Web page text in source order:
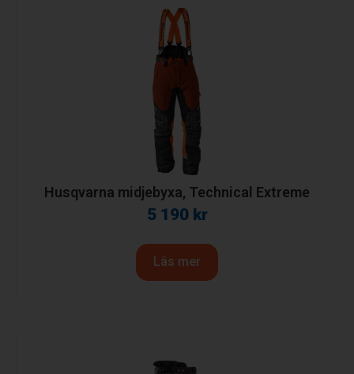
Husqvarna midjebyxa, Technical Extreme
5 190 kr
Läs mer